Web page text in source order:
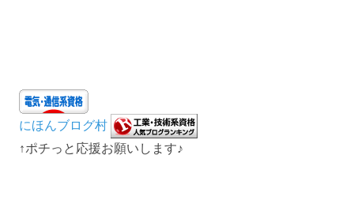
にほんブログ村
↑ポチっと応援お願いします♪